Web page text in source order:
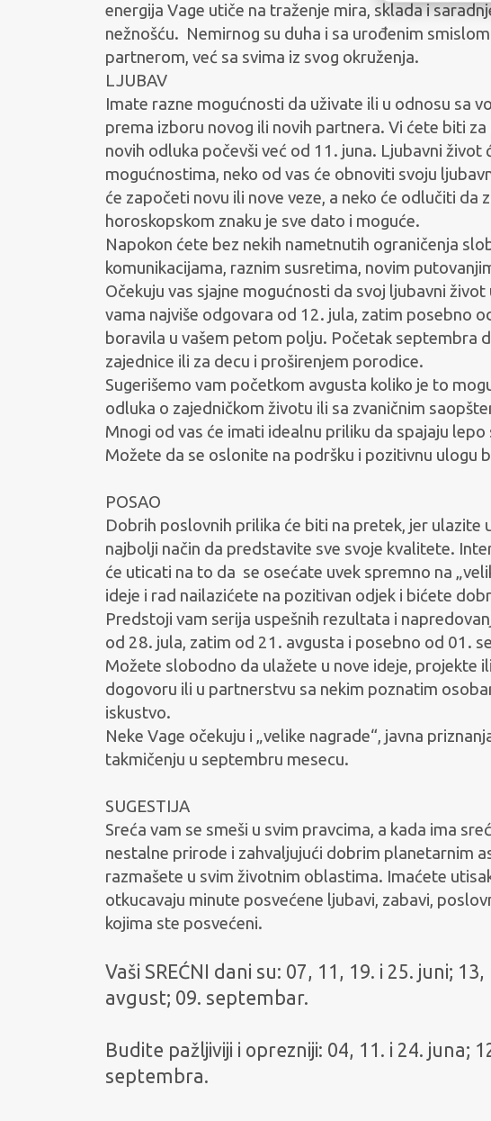
energija Vage utiče na traženje mira, sklada i
nežnošću. Nemirnog su duha i sa urođenim
partnerom, već sa svima iz svog okruženja.
LJUBAV
Imate razne mogućnosti da uživate ili u odnosu sa
prema izboru novog ili novih partnera. Vi ćete biti
novih odluka počevši već od 11. juna. Ljubavni život
mogućnostima, neko od vas će obnoviti svoju
će započeti novu ili nove veze, a neko će odlučiti da
horoskopskom znaku je sve dato i moguće.
Napokon ćete bez nekih nametnutih ograničenja
komunikacijama, raznim susretima, novim
Očekuju vas sjajne mogućnosti da svoj ljubavni
vama najviše odgovara od 12. jula, zatim posebno
boravila u vašem petom polju. Početak septembra
zajednice ili za decu i proširenjem porodice.
Sugerišemo vam početkom avgusta koliko je to
odluka o zajedničkom životu ili sa zvaničnim
Mnogi od vas će imati idealnu priliku da spajaju
Možete da se oslonite na podršku i pozitivnu ulogu
POSAO
Dobrih poslovnih prilika će biti na pretek, jer ulazite
najbolji način da predstavite sve svoje kvalitete.
će uticati na to da se osećate uvek spremno na
ideje i rad nailazićete na pozitivan odjek i bićete
Predstoji vam serija uspešnih rezultata i
od 28. jula, zatim od 21. avgusta i posebno od 01.
Možete slobodno da ulažete u nove ideje, projekte
dogovoru ili u partnerstvu sa nekim poznatim
iskustvo.
Neke Vage očekuju i „velike nagrade“, javna
takmičenju u septembru mesecu.
SUGESTIJA
Sreća vam se smeši u svim pravcima, a kada ima
nestalne prirode i zahvaljujući dobrim planetarnim
razmašete u svim životnim oblastima. Imaćete
otkucavaju minute posvećene ljubavi, zabavi,
kojima ste posvećeni.
Vaši SREĆNI dani su: 07, 11, 19. i 25. juni;
avgust; 09. septembar.
Budite pažljiviji i oprezniji: 04, 11. i 24. juna;
septembra.